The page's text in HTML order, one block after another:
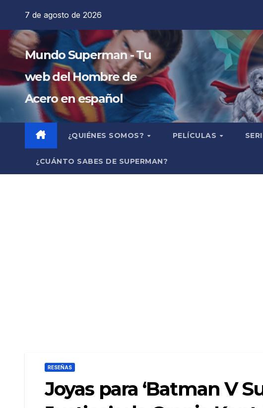
contenido
7 de agosto de 2026
Mundo Superman - Tu
web del Hombre de
Acero en español
¿QUIÉNES SOMOS? PELÍCULAS
¿CUÁNTO SABES DE SUPERMAN?
RESEÑAS
Joyas para ‘Batman V